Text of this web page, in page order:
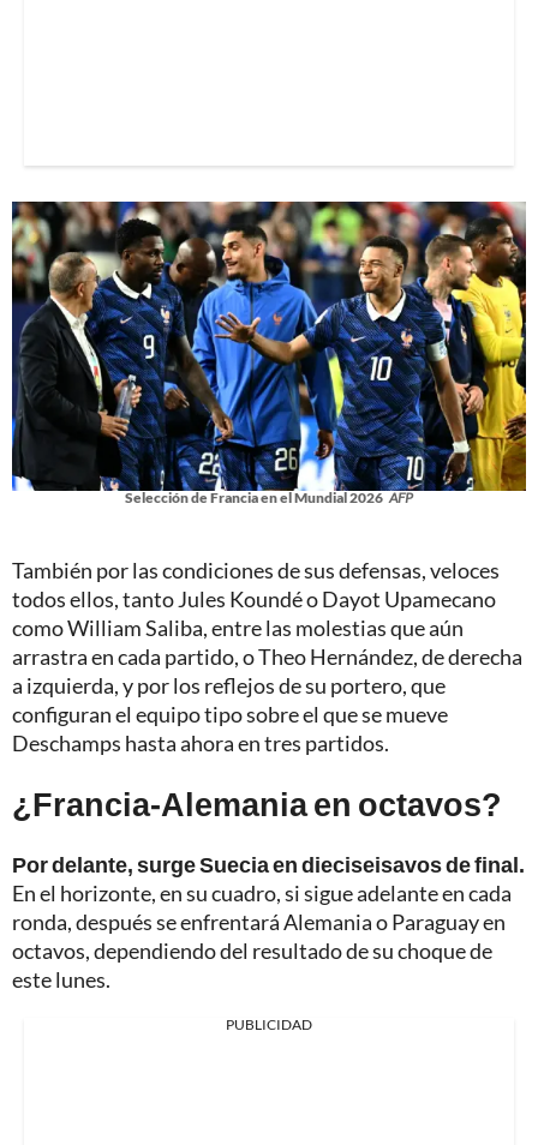
Selección de Francia en el Mundial 2026 AFP
También por las condiciones de sus defensas, veloces
todos ellos, tanto Jules Koundé o Dayot Upamecano
como William Saliba, entre las molestias que aún
arrastra en cada partido, o Theo Hernández, de derecha
a izquierda, y por los reflejos de su portero, que
configuran el equipo tipo sobre el que se mueve
Deschamps hasta ahora en tres partidos.
¿Francia-Alemania en octavos?
Por delante, surge Suecia en dieciseisavos de final.
En el horizonte, en su cuadro, si sigue adelante en cada
ronda, después se enfrentará Alemania o Paraguay en
octavos, dependiendo del resultado de su choque de
este lunes.
PUBLICIDAD